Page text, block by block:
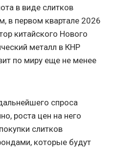
в виде слитков
в первом квартале 2026
китайского Нового
металл в КНР
по миру еще не менее
спроса
роста цен на него
слитков
которые будут